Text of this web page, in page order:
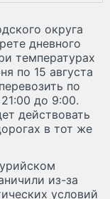
округа
дневного
температурах
по 15 августа
по
до 9:00.
действовать
в тот же
из-за
условий